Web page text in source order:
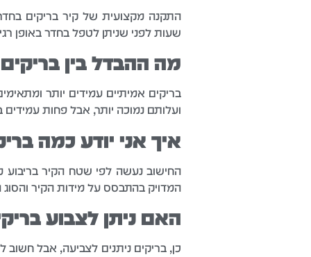
שעות לפני שניתן לטפל בחדר באופן
מה ההבדל בין
בריקים אמיתיים עמידים יותר
ועלותם נמוכה יותר, אבל פחות
איך אני יודע כמה
המדויק בהתבסס על מידות הקיר
האם ניתן לצבוע
כן, בריקים ניתנים לצביעה, אבל